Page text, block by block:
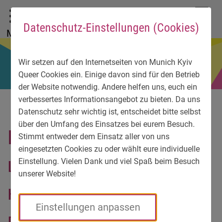
Datenschutz-Einstellungen (Cookies)
Wir setzen auf den Internetseiten von Munich Kyiv
Queer Cookies ein. Einige davon sind für den Betrieb
der Website notwendig. Andere helfen uns, euch ein
verbessertes Informationsangebot zu bieten. Da uns
Datenschutz sehr wichtig ist, entscheidet bitte selbst
über den Umfang des Einsatzes bei eurem Besuch.
Stimmt entweder dem Einsatz aller von uns
eingesetzten Cookies zu oder wählt eure individuelle
Einstellung. Vielen Dank und viel Spaß beim Besuch
unserer Website!
Einstellungen anpassen
До головного меню
Zum Sprachmenü
Zur Suche
Перейти до вмісту
Zu den Service-Informationen
Menü
Настя: «Чому для того,
щоб відчути себе
нормальною, мені